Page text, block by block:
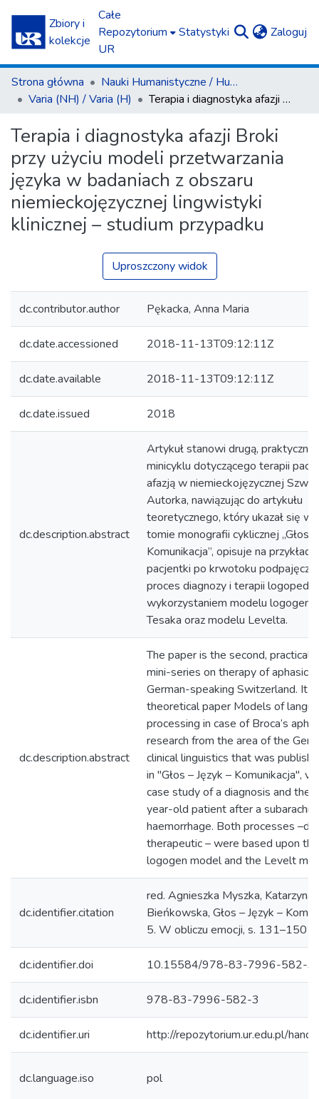
Zbiory i
kolekcje
Całe
Repozytorium
UR
Statystyki Zaloguj
Strona główna
Nauki Humanistyczne / Humanities
Varia (NH) / Varia (H)
Terapia i diagnostyka afazji Broki przy użyciu modeli przetwarzania języka w badaniach z obszaru niemieckojęzycznej lingwistyki klinicznej – studium przypadku
Terapia i diagnostyka afazji Broki
przy użyciu modeli przetwarzania
języka w badaniach z obszaru
niemieckojęzycznej lingwistyki
klinicznej – studium przypadku
Uproszczony widok
dc.contributor.author Pękacka, Anna Maria
dc.date.accessioned 2018-11-13T09:12:11Z
dc.date.available 2018-11-13T09:12:11Z
dc.date.issued 2018
dc.description.abstract
Artykuł stanowi drugą, praktyczną
minicyklu dotyczącego terapii
afazją w niemieckojęzycznej
Autorka, nawiązując do artykułu
teoretycznego, który ukazał się w
tomie monografii cyklicznej „Głos
Komunikacja”, opisuje na
pacjentki po krwotoku
proces diagnozy i terapii
wykorzystaniem modelu
Tesaka oraz modelu Levelta.
dc.description.abstract
The paper is the second, practical
mini-series on therapy of aphasic
German-speaking Switzerland. It
theoretical paper Models of
processing in case of Broca’s
research from the area of the
clinical linguistics that was
in "Głos – Język – Komunikacja",
case study of a diagnosis and
year-old patient after a
haemorrhage. Both processes
therapeutic – were based upon
logogen model and the Levelt
dc.identifier.citation
red. Agnieszka Myszka, Katarzyna
Bieńkowska, Głos – Język –
5. W obliczu emocji, s. 131–150
dc.identifier.doi 10.15584/978-83-7996-582-
dc.identifier.isbn 978-83-7996-582-3
dc.identifier.uri http://repozytorium.ur.edu.pl/
dc.language.iso pol